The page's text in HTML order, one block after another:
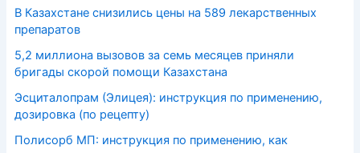
В Казахстане снизились цены на 589 лекарственных
препаратов
5,2 миллиона вызовов за семь месяцев приняли
бригады скорой помощи Казахстана
Эсциталопрам (Элицея): инструкция по применению,
дозировка (по рецепту)
Полисорб МП: инструкция по применению, как